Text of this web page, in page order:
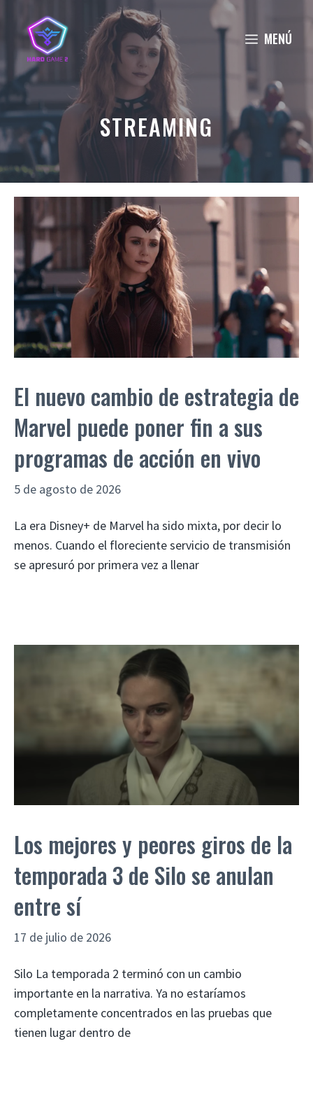
contenido
MENÚ
STREAMING
El nuevo cambio de estrategia de
Marvel puede poner fin a sus
programas de acción en vivo
5 de agosto de 2026
La era Disney+ de Marvel ha sido mixta, por decir lo
menos. Cuando el floreciente servicio de transmisión
se apresuró por primera vez a llenar
Los mejores y peores giros de la
temporada 3 de Silo se anulan
entre sí
17 de julio de 2026
Silo La temporada 2 terminó con un cambio
importante en la narrativa. Ya no estaríamos
completamente concentrados en las pruebas que
tienen lugar dentro de